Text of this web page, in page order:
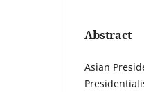
Abstract
Asian